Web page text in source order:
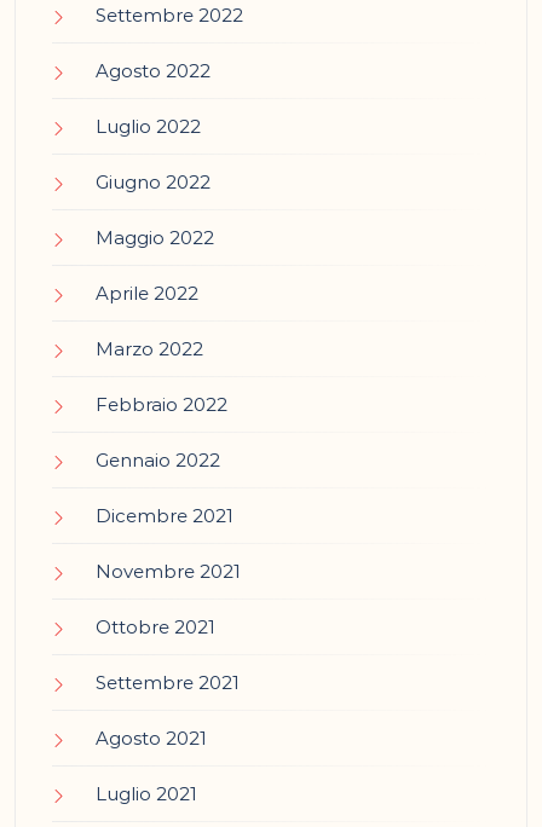
Settembre 2022
Agosto 2022
Luglio 2022
Giugno 2022
Maggio 2022
Aprile 2022
Marzo 2022
Febbraio 2022
Gennaio 2022
Dicembre 2021
Novembre 2021
Ottobre 2021
Settembre 2021
Agosto 2021
Luglio 2021